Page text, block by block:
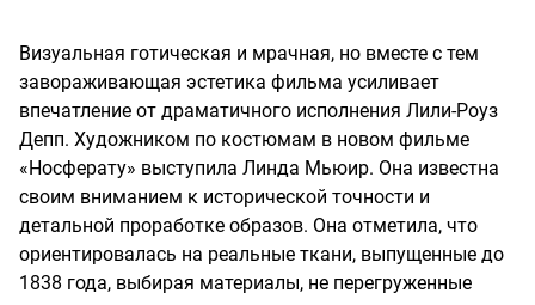
Визуальная готическая и мрачная, но вместе с тем
завораживающая эстетика фильма усиливает
впечатление от драматичного исполнения Лили-Роуз
Депп. Художником по костюмам в новом фильме
«Носферату» выступила Линда Мьюир. Она известна
своим вниманием к исторической точности и
детальной проработке образов. Она отметила, что
ориентировалась на реальные ткани, выпущенные до
1838 года, выбирая материалы, не перегруженные